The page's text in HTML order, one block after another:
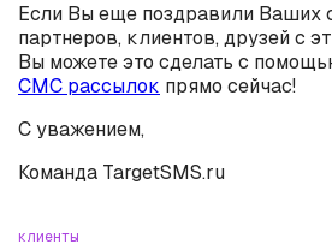
Если Вы еще поздравили Ваших
партнеров, клиентов, друзей с
Вы можете это сделать с
СМС рассылок прямо сейчас!
С уважением,
Команда TargetSMS.ru
клиенты